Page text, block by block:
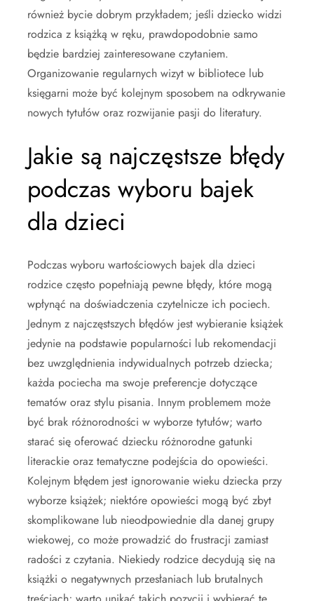
również bycie dobrym przykładem; jeśli dziecko widzi
rodzica z książką w ręku, prawdopodobnie samo
będzie bardziej zainteresowane czytaniem.
Organizowanie regularnych wizyt w bibliotece lub
księgarni może być kolejnym sposobem na odkrywanie
nowych tytułów oraz rozwijanie pasji do literatury.
Jakie są najczęstsze błędy
podczas wyboru bajek
dla dzieci
Podczas wyboru wartościowych bajek dla dzieci
rodzice często popełniają pewne błędy, które mogą
wpłynąć na doświadczenia czytelnicze ich pociech.
Jednym z najczęstszych błędów jest wybieranie książek
jedynie na podstawie popularności lub rekomendacji
bez uwzględnienia indywidualnych potrzeb dziecka;
każda pociecha ma swoje preferencje dotyczące
tematów oraz stylu pisania. Innym problemem może
być brak różnorodności w wyborze tytułów; warto
starać się oferować dziecku różnorodne gatunki
literackie oraz tematyczne podejścia do opowieści.
Kolejnym błędem jest ignorowanie wieku dziecka przy
wyborze książek; niektóre opowieści mogą być zbyt
skomplikowane lub nieodpowiednie dla danej grupy
wiekowej, co może prowadzić do frustracji zamiast
radości z czytania. Niekiedy rodzice decydują się na
książki o negatywnych przesłaniach lub brutalnych